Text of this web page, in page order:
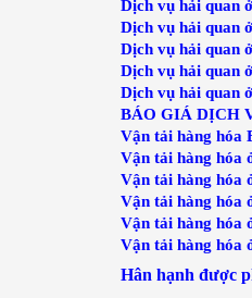
Dịch vụ hải quan
Dịch vụ hải quan
Dịch vụ hải quan
Dịch vụ hải quan
Dịch vụ hải quan
BÁO GIÁ DỊCH
Vận tải hàng hóa
Vận tải hàng hóa
Vận tải hàng hóa
Vận tải hàng hóa
Vận tải hàng hóa
Vận tải hàng hóa
Hân hạnh được